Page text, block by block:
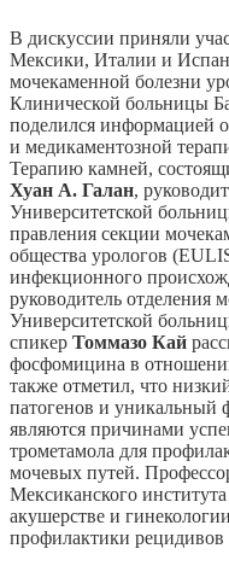
В дискуссии приняли
Мексики, Италии и
мочекаменной болезни
Клинической больницы
поделился информацией
и медикаментозной
Терапию камней,
Хуан А. Галан,
Университетской
правления секции
общества урологов
инфекционного
руководитель отделения
Университетской
спикер Томмазо Кай
фосфомицина в
также отметил, что
патогенов и уникальный
являются причинами
трометамола для
мочевых путей.
Мексиканского
акушерстве и
профилактики рецидивов